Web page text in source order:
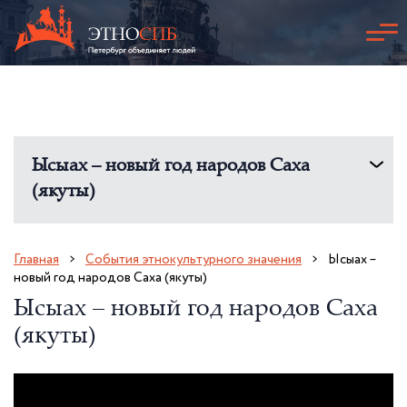
Ысыах – новый год народов Саха
(якуты)
Главная События этнокультурного значения
Ысыах –
новый год народов Саха (якуты)
Ысыах – новый год народов Саха
(якуты)